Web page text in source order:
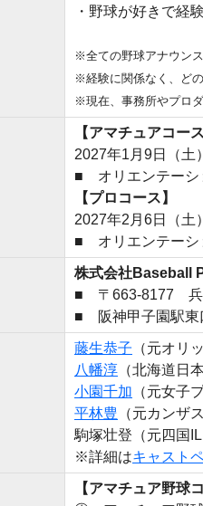
・野球が好きで経
※全ての野球アナウン
※経験に関係なく、ど
※現在、事務所やプロ
【アマチュアコース
2027年1月9日（土
■ オリエンテーシ
【プロコース】
2027年2月6日（土
■ オリエンテーシ
株式会社Baseball
■ 〒663-8177 兵
■ 阪神甲子園駅
藤生恭子 （元オリ
八幡淳 （北海道日
小園千加 （元女子
平林豊 （元カンザ
駒塚壮登（元四国
※詳細はキャスト
【アマチュア野球